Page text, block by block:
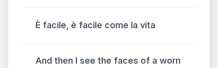
È facile, è facile come la vita
And then I see the faces of a worn